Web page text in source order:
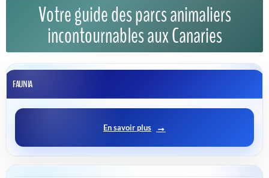
Votre guide des parcs animaliers
incontournables aux Canaries
FAUNIA
En savoir plus